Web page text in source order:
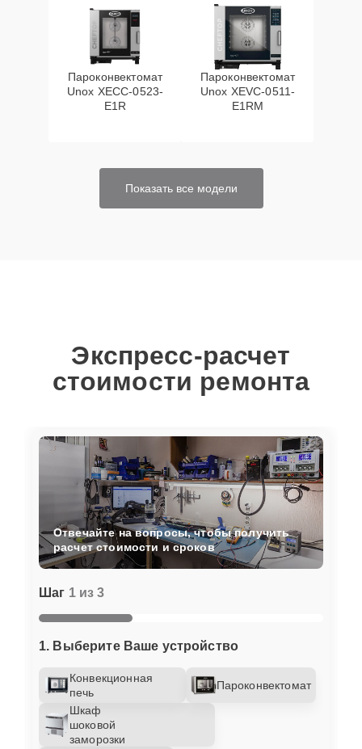
Пароконвектомат
Unox XECC-0523-
E1R
Пароконвектомат
Unox XEVC-0511-
E1RM
Показать все модели
Экспресс-расчет
стоимости ремонта
Шаг 1 из 3
1. Выберите Ваше устройство
Конвекционная
печь
Пароконвектомат
Шкаф
шоковой
заморозки
Отвечайте на вопросы, чтобы получить
расчет стоимости и сроков